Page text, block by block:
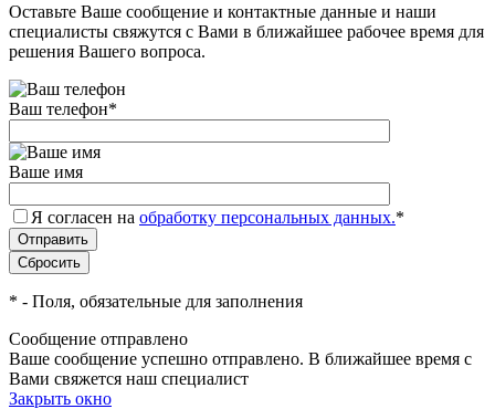
Оставьте Ваше сообщение и контактные данные и наши
специалисты свяжутся с Вами в ближайшее рабочее время для
решения Вашего вопроса.
Ваш телефон*
Ваше имя
Я согласен на обработку персональных данных.*
* - Поля, обязательные для заполнения
Сообщение отправлено
Ваше сообщение успешно отправлено. В ближайшее время с
Вами свяжется наш специалист
Закрыть окно